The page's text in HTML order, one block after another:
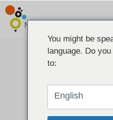
戒指可
You might be
language. Do
to:
English